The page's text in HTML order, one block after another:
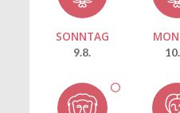
SONNTAG
9.8.